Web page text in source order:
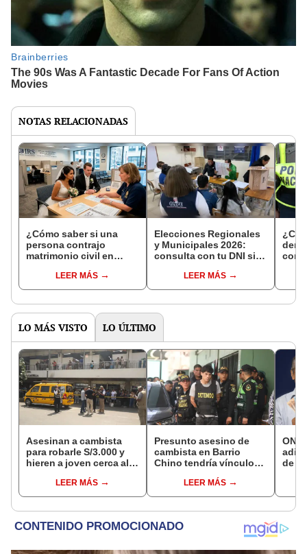
NOTAS RELACIONADAS
¿Cómo saber si una
persona contrajo
matrimonio civil en
LEER MÁS
Elecciones Regionales
y Municipales 2026:
consulta con tu DNI si
de mesa para este 4 de
octubre en el link oficial
LEER MÁS
con
LO MÁS VISTO LO ÚLTIMO
Asesinan a cambista
para robarle S/3.000 y
hieren a joven cerca al
CercadoLEER MÁS
Presunto asesino de
cambista en Barrio
Chino tendría vínculos
PNP revela marcaje
LEER MÁS
ONP
de
si